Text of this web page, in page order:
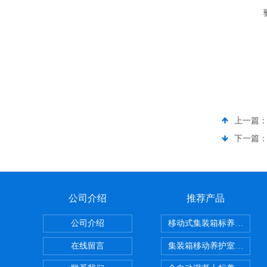
上一篇：
下一篇：
公司介绍
公司介绍
在线留言
推荐产品
移动式集装箱标养室 养护
集装箱移动养护室 标养室